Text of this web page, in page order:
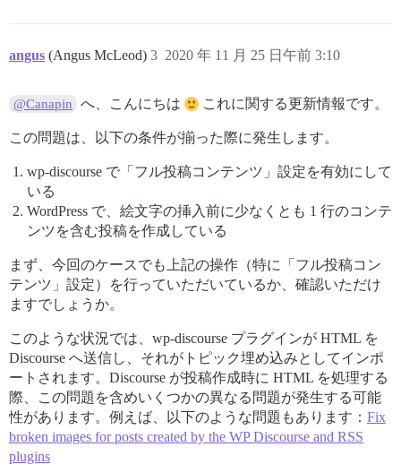
angus (Angus McLeod) 2020 年 11 月 25 日午前 3:10
3
@Canapin へ、こんにちは これに関する更新情報です。
この問題は、以下の条件が揃った際に発生します。
wp-discourse で「フル投稿コンテンツ」設定を有効にして
いる
WordPress で、絵文字の挿入前に少なくとも 1 行のコンテ
ンツを含む投稿を作成している
まず、今回のケースでも上記の操作（特に「フル投稿コン
テンツ」設定）を行っていただいているか、確認いただけ
ますでしょうか。
このような状況では、wp-discourse プラグインが HTML を
Discourse へ送信し、それがトピック埋め込みとしてインポ
ートされます。Discourse が投稿作成時に HTML を処理する
際、この問題を含めいくつかの異なる問題が発生する可能
性があります。例えば、以下のような問題もあります： Fix
broken images for posts created by the WP Discourse and RSS
plugins